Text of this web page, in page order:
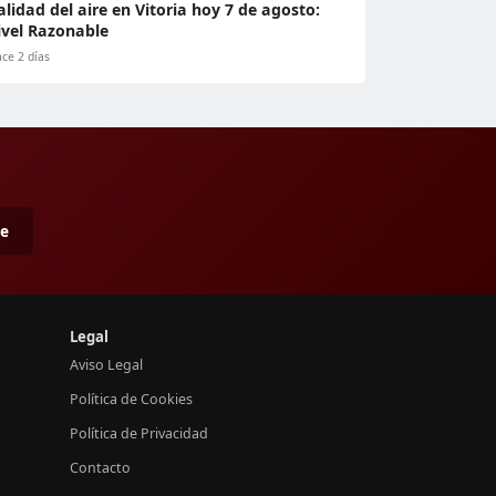
del aire en Vitoria hoy 7 de agosto:
Razonable
2 días
Legal
Aviso Legal
Política de Cookies
Política de Privacidad
Contacto